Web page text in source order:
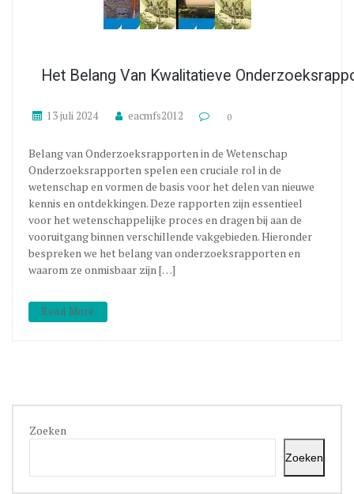
Het Belang Van Kwalitatieve
13 juli 2024 eacmfs2012 0
Belang van Onderzoeksrapporten in de Wetenschap
Onderzoeksrapporten spelen een cruciale rol in de
wetenschap en vormen de basis voor het delen van nieuwe
kennis en ontdekkingen. Deze rapporten zijn essentieel
voor het wetenschappelijke proces en dragen bij aan de
vooruitgang binnen verschillende vakgebieden. Hieronder
bespreken we het belang van onderzoeksrapporten en
waarom ze onmisbaar zijn […]
Read More
Zoeken
Zoeken